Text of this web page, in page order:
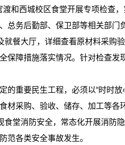
和西城校区食堂开展专项检查
务后勤部、保卫部等相关部门
就餐大厅，详细查看原材料采购
保障措施落实情况。针对检查发
重要民生工程，必须以“时时放
材采购、验收、储存、加工等各
食堂消防安全，常态化开展消防
范各类安全事故发生。